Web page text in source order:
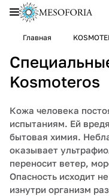
Главная
Kosmoteros
Кожа человека
испытаниям. Ей
бытовая химия.
оказывает
переносит ветер,
Опасность исходит
изнутри организм